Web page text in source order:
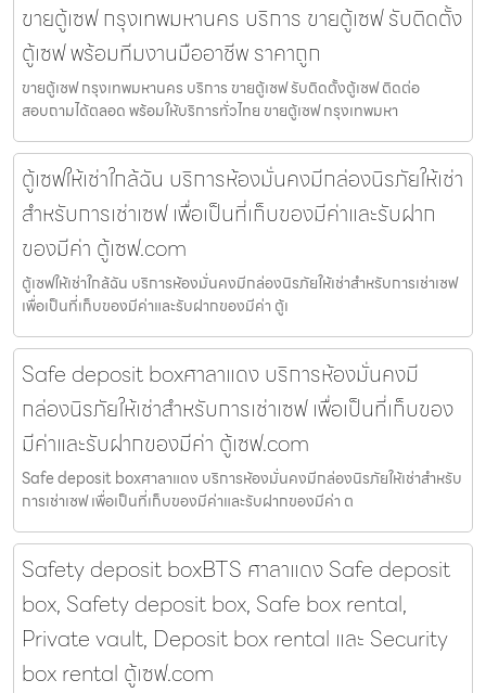
ขายตู้เซฟ กรุงเทพมหานคร บริการ ขายตู้เซฟ รับติดตั้ง
ตู้เซฟ พร้อมทีมงานมืออาชีพ ราคาถูก
ขายตู้เซฟ กรุงเทพมหานคร บริการ ขายตู้เซฟ รับติดตั้งตู้เซฟ ติดต่อ
สอบถามได้ตลอด พร้อมให้บริการทั่วไทย ขายตู้เซฟ กรุงเทพมหา
ตู้เซฟให้เช่าใกล้ฉัน บริการห้องมั่นคงมีกล่องนิรภัยให้เช่า
สำหรับการเช่าเซฟ เพื่อเป็นที่เก็บของมีค่าและรับฝาก
ของมีค่า ตู้เซฟ.com
ตู้เซฟให้เช่าใกล้ฉัน บริการห้องมั่นคงมีกล่องนิรภัยให้เช่าสำหรับการเช่าเซฟ
เพื่อเป็นที่เก็บของมีค่าและรับฝากของมีค่า ตู้เ
Safe deposit boxศาลาแดง บริการห้องมั่นคงมี
กล่องนิรภัยให้เช่าสำหรับการเช่าเซฟ เพื่อเป็นที่เก็บของ
มีค่าและรับฝากของมีค่า ตู้เซฟ.com
Safe deposit boxศาลาแดง บริการห้องมั่นคงมีกล่องนิรภัยให้เช่าสำหรับ
การเช่าเซฟ เพื่อเป็นที่เก็บของมีค่าและรับฝากของมีค่า ต
Safety deposit boxBTS ศาลาแดง Safe deposit
box, Safety deposit box, Safe box rental,
Private vault, Deposit box rental และ Security
box rental ตู้เซฟ.com